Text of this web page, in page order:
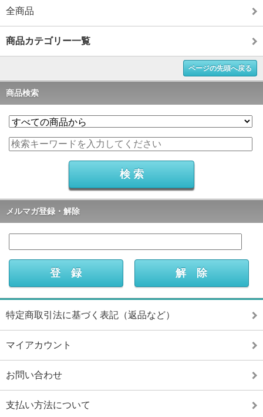
全商品
商品カテゴリー一覧
ページの先頭へ戻る
商品検索
メルマガ登録・解除
特定商取引法に基づく表記（返品など）
マイアカウント
お問い合わせ
支払い方法について